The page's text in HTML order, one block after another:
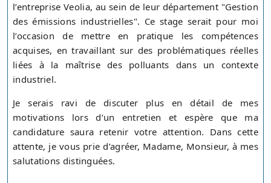
l’entreprise Veolia, au sein de leur département "Gestion
des émissions industrielles". Ce stage serait pour moi
l’occasion de mettre en pratique les compétences
acquises, en travaillant sur des problématiques réelles
liées à la maîtrise des polluants dans un contexte
industriel.
Je serais ravi de discuter plus en détail de mes
motivations lors d’un entretien et espère que ma
candidature saura retenir votre attention. Dans cette
attente, je vous prie d’agréer, Madame, Monsieur, à mes
salutations distinguées.